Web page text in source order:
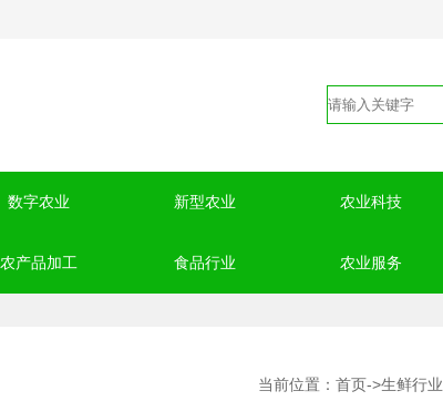
数字农业 新型农业 农业科技
农产品加工 食品行业 农业服务
当前位置： 首页->生鲜行业